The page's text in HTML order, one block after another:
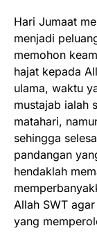
Hari Jumaat
menjadi
memohon
hajat kepada
ulama, waktu
mustajab ialah
matahari,
sehingga
pandangan
hendaklah
Allah SWT
yang